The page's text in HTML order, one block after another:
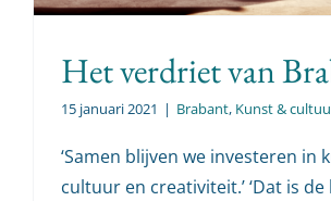
Het verdriet van
15 januari 2021 | Brabant, Kunst &
‘Samen blijven we investeren in
cultuur en creativiteit.’ ‘Dat is